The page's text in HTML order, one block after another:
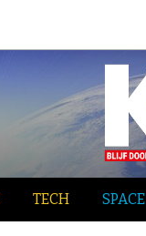
TECH SPACE